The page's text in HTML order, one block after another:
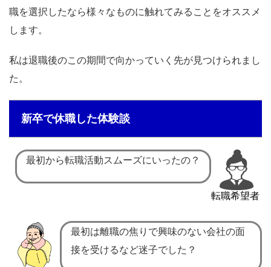
職を選択したなら様々なものに触れてみることをオススメ
します。
私は退職後のこの期間で向かっていく先が見つけられまし
た。
新卒で休職した体験談
転職希望者
最初から転職活動スムーズにいったの？
最初は離職の焦りで興味のない会社の面
接を受けるなど迷子でした？